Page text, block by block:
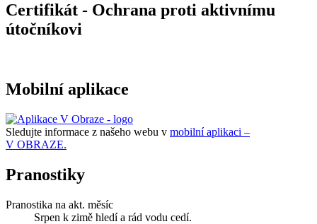
Certifikát - Ochrana proti aktivnímu
útočníkovi
Mobilní aplikace
Sledujte informace z našeho webu v mobilní aplikaci –
V OBRAZE.
Pranostiky
Pranostika na akt. měsíc
Srpen k zimě hledí a rád vodu cedí.